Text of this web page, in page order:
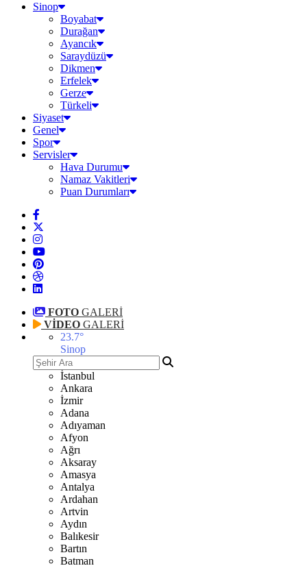
Sinop
Boyabat
Durağan
Ayancık
Saraydüzü
Dikmen
Erfelek
Gerze
Türkeli
Siyaset
Genel
Spor
Servisler
Hava Durumu
Namaz Vakitleri
Puan Durumları
FOTO GALERİ
VİDEO GALERİ
23.7°
Sinop
İstanbul
Ankara
İzmir
Adana
Adıyaman
Afyon
Ağrı
Aksaray
Amasya
Antalya
Ardahan
Artvin
Aydın
Balıkesir
Bartın
Batman